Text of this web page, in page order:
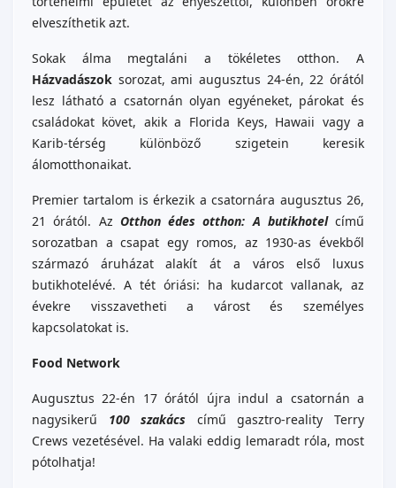
elveszíthetik azt.
Sokak álma megtaláni a tökéletes otthon. A
Házvadászok sorozat, ami augusztus 24-én, 22 órától
lesz látható a csatornán olyan egyéneket, párokat és
családokat követ, akik a Florida Keys, Hawaii vagy a
Karib-térség különböző szigetein keresik
álomotthonaikat.
Premier tartalom is érkezik a csatornára augusztus 26,
21 órától. Az Otthon édes otthon: A butikhotelcímű
sorozatban a csapat egy romos, az 1930-as évekből
származó áruházat alakít át a város első luxus
butikhotelévé. A tét óriási: ha kudarcot vallanak, az
évekre visszavetheti a várost és személyes
kapcsolatokat is.
Food Network
Augusztus 22-én 17 órától újra indul a csatornán a
nagysikerű 100 szakács című gasztro-reality Terry
Crews vezetésével. Ha valaki eddig lemaradt róla, most
pótolhatja!